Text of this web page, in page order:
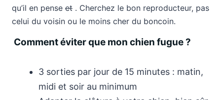
qu’il en pense et . Cherchez le bon reproducteur, pas
celui du voisin ou le moins cher du boncoin.
Comment éviter que mon chien fugue ?
3 sorties par jour de 15 minutes : matin,
midi et soir au minimum